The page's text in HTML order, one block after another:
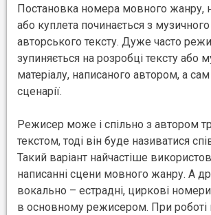
Постановка номера мовного жанру,
або куплета починається з
авторського тексту. Дуже часто
зупиняється на розробці тексту або
матеріалу, написаного автором, а
сценарії.
Режисер може і спільно з автором
текстом, тоді він буде називатися
Такий варіант найчастіше
написанні сцени мовного жанру. А
вокально – естрадні, циркові
в основному режисером. При роботі